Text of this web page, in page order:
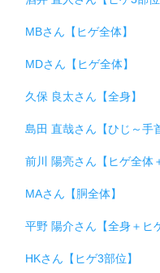
MBさん【ヒゲ全体】
MDさん【ヒゲ全体】
久保 良太さん【全身】
島田 直哉さん【ひじ～手
前川 陽亮さん【ヒゲ全体
MAさん【胴全体】
平野 陽介さん【全身＋ヒ
HKさん【ヒゲ3部位】